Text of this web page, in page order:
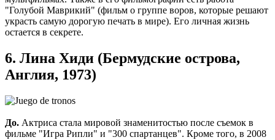
"Голубой Маврикий" (фильм о группе воров, которые решают
украсть самую дорогую печать в мире). Его личная жизнь
остается в секрете.
6. Лина Хиди (Бермудские острова,
Англия, 1973)
До. Актриса стала мировой знаменитостью после съемок в
фильме "Игра Рипли" и "300 спартанцев". Кроме того, в 2008